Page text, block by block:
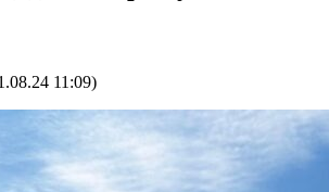
11:09)